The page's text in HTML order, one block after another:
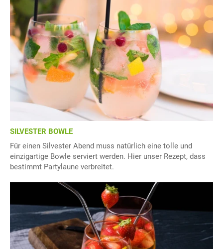
SILVESTER BOWLE
Für einen Silvester Abend muss natürlich eine tolle und
einzigartige Bowle serviert werden. Hier unser Rezept, dass
bestimmt Partylaune verbreitet.